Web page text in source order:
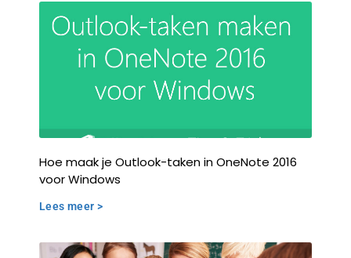
Hoe maak je Outlook-taken in OneNote 2016
voor Windows
Lees meer >